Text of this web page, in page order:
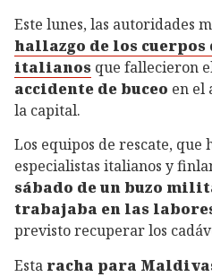
Este lunes, las autoridades
hallazgo de los
italianos que fallecieron
accidente de buceo en el
la capital.
Los equipos de rescate,
especialistas italianos y
sábado de un buzo
trabajaba en las
previsto recuperar los
Esta racha para